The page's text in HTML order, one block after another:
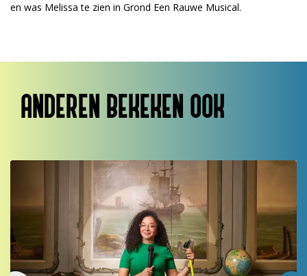
en was Melissa te zien in Grond Een Rauwe Musical.
ANDEREN BEKEKEN OOK